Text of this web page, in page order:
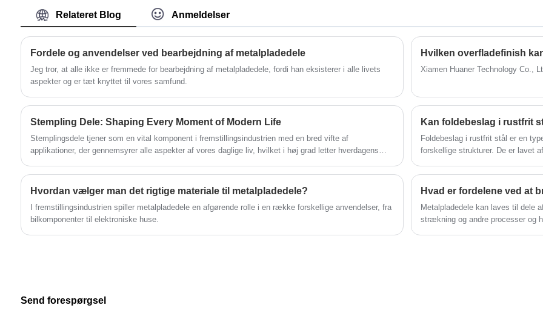
lokomotiver, som kan opnå jævn og høj
nøjagtighed i brugen af ​​maskiner.
kommercielle bygninger, offentlige faciliteter
og familiehuse, da det er lavet af materialer
med høj styrke for at sikre en lang levetid
under hyppig brug. I mellemtiden fokuserer vi
på kundebehov og leverer fleksible
tilpasningstjenester til at imødekomme
kravene på forskellige markeder.
bygninger, offentlige faciliteter og familiehuse,
da det er lavet af højstyrke materialer for at
sikre en lang levetid ved hyppig brug. I
og tilbyder fleksible tilpasningstjenester for at
imødekomme kravene fra forskellige
Relateret Blog Anmeldelser
Fordele og anvendelser ved bearbejdning af metalpladedele
Jeg tror, ​​at alle ikke er fremmede for bearbejdning af metalpladedele, fordi han eksisterer i alle livets
aspekter og er tæt knyttet til vores samfund.
Hvilken overfladefinish
Xiamen Huaner Technology Co.,
Stempling Dele: Shaping Every Moment of Modern Life
Stemplingsdele tjener som en vital komponent i fremstillingsindustrien med en bred vifte af
applikationer, der gennemsyrer alle aspekter af vores daglige liv, hvilket i høj grad letter hverdagens
Kan foldebeslag i rustfrit
Foldebeslag i rustfrit stål er en
forskellige strukturer. De er lavet
Hvordan vælger man det rigtige materiale til metalpladedele?
I fremstillingsindustrien spiller metalpladedele en afgørende rolle i en række forskellige anvendelser, fra
bilkomponenter til elektroniske huse.
Metalpladedele kan laves til dele
strækning og andre processer og
Send forespørgsel